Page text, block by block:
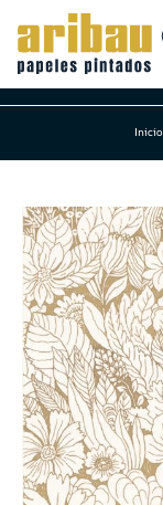
Inicio